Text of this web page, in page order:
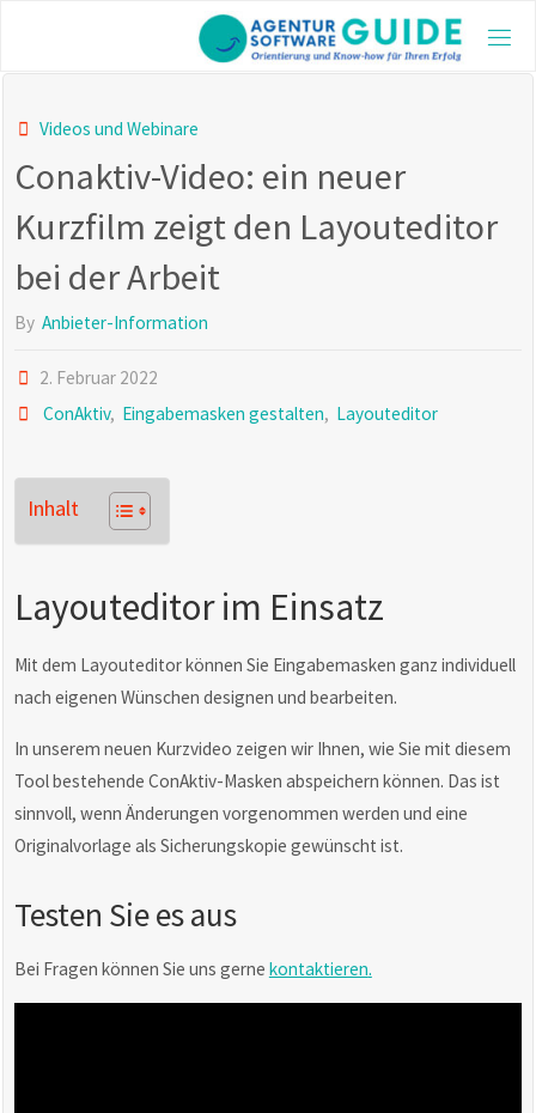
content
Videos und Webinare
Conaktiv-Video: ein neuer
Kurzfilm zeigt den Layouteditor
bei der Arbeit
By Anbieter-Information
2. Februar 2022
ConAktiv, Eingabemasken gestalten, Layouteditor
Inhalt
Layouteditor im Einsatz
Mit dem Layouteditor können Sie Eingabemasken ganz individuell
nach eigenen Wünschen designen und bearbeiten.
In unserem neuen Kurzvideo zeigen wir Ihnen, wie Sie mit diesem
Tool bestehende ConAktiv-Masken abspeichern können. Das ist
sinnvoll, wenn Änderungen vorgenommen werden und eine
Originalvorlage als Sicherungskopie gewünscht ist.
Testen Sie es aus
Bei Fragen können Sie uns gerne kontaktieren.